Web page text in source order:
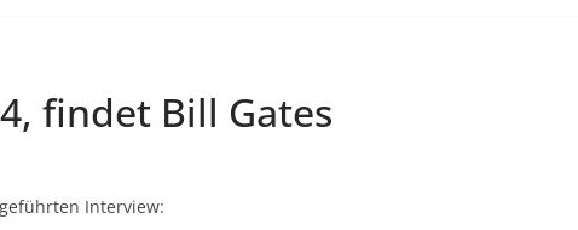
findet Bill Gates
Interview: